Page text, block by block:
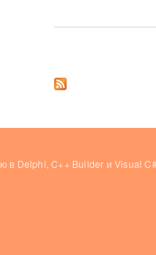
в Delphi, C++ Builder и Visual